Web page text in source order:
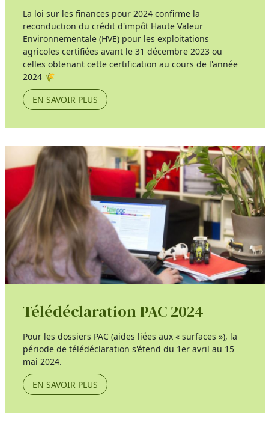
La loi sur les finances pour 2024 confirme la
reconduction du crédit d'impôt Haute Valeur
Environnementale (HVE) pour les exploitations
agricoles certifiées avant le 31 décembre 2023 ou
celles obtenant cette certification au cours de l'année
2024 🌾
EN SAVOIR PLUS
Télédéclaration PAC 2024
Pour les dossiers PAC (aides liées aux « surfaces »), la
période de télédéclaration s'étend du 1er avril au 15
mai 2024.
EN SAVOIR PLUS